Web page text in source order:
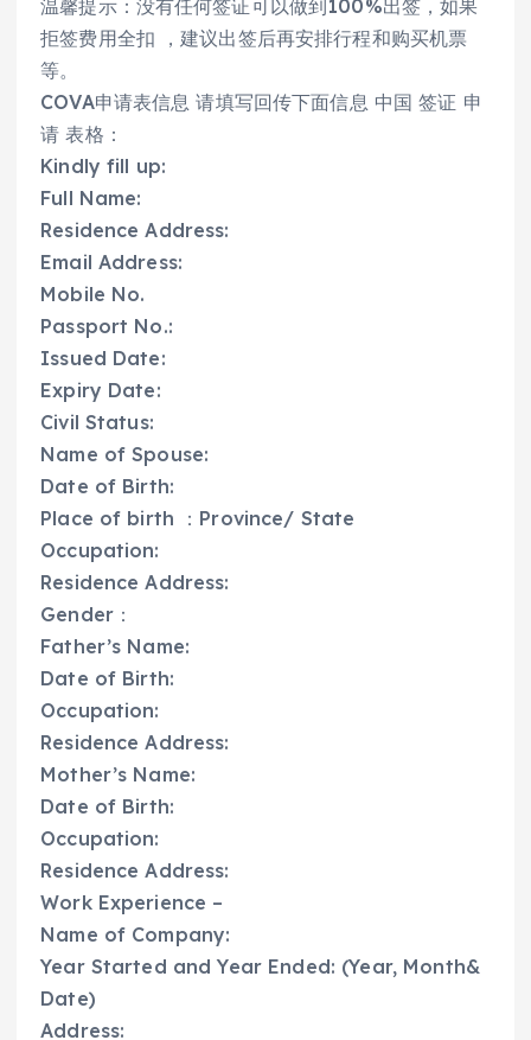
温馨提示：没有任何签证可以做到100%出签，如果
拒签费用全扣 ，建议出签后再安排行程和购买机票
等。
COVA申请表信息 请填写回传下面信息 中国 签证 申
请 表格：
Kindly fill up:
Full Name:
Residence Address:
Email Address:
Mobile No.
Passport No.:
Issued Date:
Expiry Date:
Civil Status:
Name of Spouse:
Date of Birth:
Place of birth ：Province/ State
Occupation:
Residence Address:
Gender：
Father’s Name:
Date of Birth:
Occupation:
Residence Address:
Mother’s Name:
Date of Birth:
Occupation:
Residence Address:
Work Experience –
Name of Company:
Year Started and Year Ended: (Year, Month&
Date)
Address: